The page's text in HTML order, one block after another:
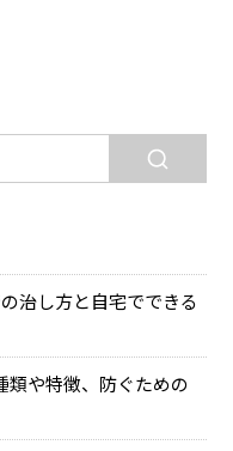
治し方と自宅でできる
類や特徴、防ぐための